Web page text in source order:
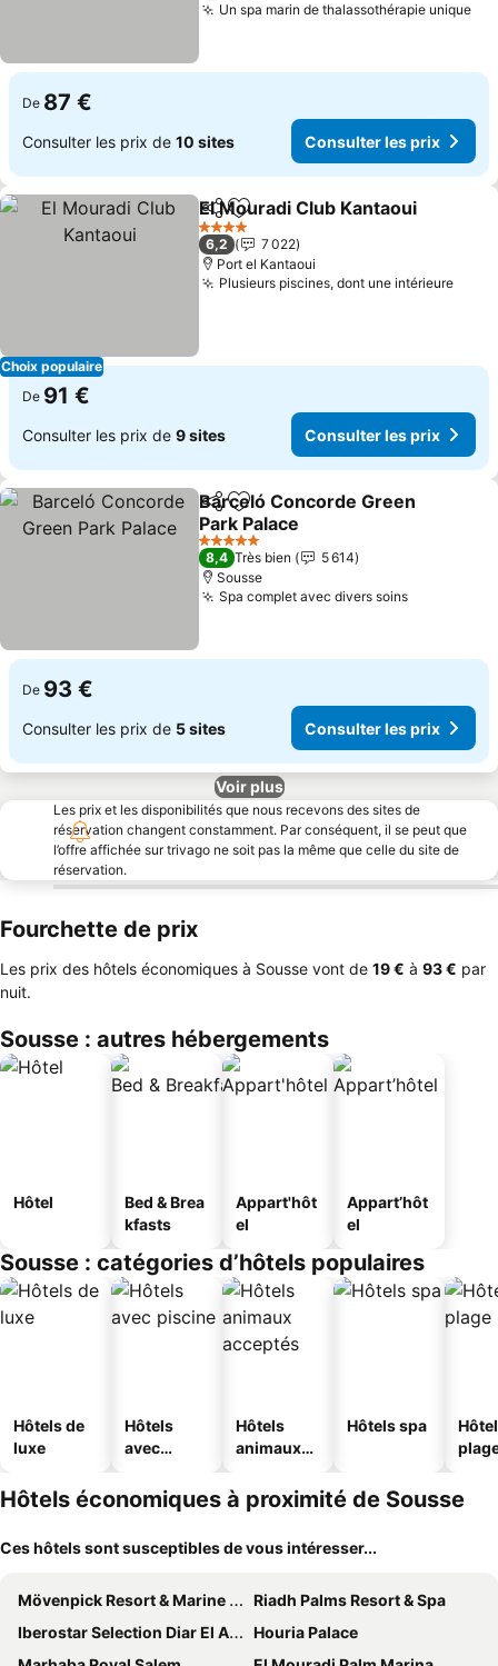
Un spa marin de thalassothérapie unique
De 87 €
Consulter les prix de 10 sites Consulter les prix
Choix populaire
PartagerAjouter à mes favoris
El Mouradi Club Kantaoui
4 Étoiles
6,2
7 022
Port el Kantaoui
Plusieurs piscines, dont une intérieure
De 91 €
Consulter les prix de 9 sites Consulter les prix
PartagerAjouter à mes favoris
Barceló Concorde Green
Park Palace
Consulter les prix
5 Étoiles
8,4 Très bien
5 614
Sousse
Spa complet avec divers soinsConsulter
De 93 €
Consulter les prix de 5 sites Consulter les prix
Voir plus
Les prix et les disponibilités que nous recevons des sites de
réservation changent constamment. Par conséquent, il se peut que
l’offre affichée sur trivago ne soit pas la même que celle du site de
réservation.
Fourchette de prix
Les prix des hôtels économiques à Sousse vont de ‎19 € à ‎93 € par
nuit.
Sousse : autres hébergements
Hôtel
Bed & Brea
kfasts
Appart'hôt
el
Appart’hôt
el
Sousse : catégories d’hôtels populaires
Hôtels de
luxe
Hôtels
avec
Hôtels
animaux
Hôtels spa
Hôtels économiques à proximité de Sousse
Ces hôtels sont susceptibles de vous intéresser...
Mövenpick Resort & Marine Spa Sousse
Riadh Palms Resort & Spa
Iberostar Selection Diar El Andalous
Houria Palace